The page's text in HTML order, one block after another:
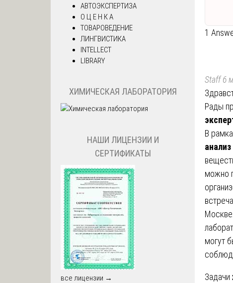
1
Staff6
Рады
В
можно
могут
Задачи
АВТОЭКСПЕРТИЗА
О Ц Е Н К А
ТОВАРОВЕДЕНИЕ
ЛИНГВИСТИКА
INTELLECT
LIBRARY
ХИМИЧЕСКАЯ ЛАБОРАТОРИЯ
НАШИ ЛИЦЕНЗИИ И
СЕРТИФИКАТЫ
все лицензии →